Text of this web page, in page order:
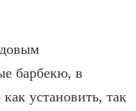
барбекю, в
установить, так